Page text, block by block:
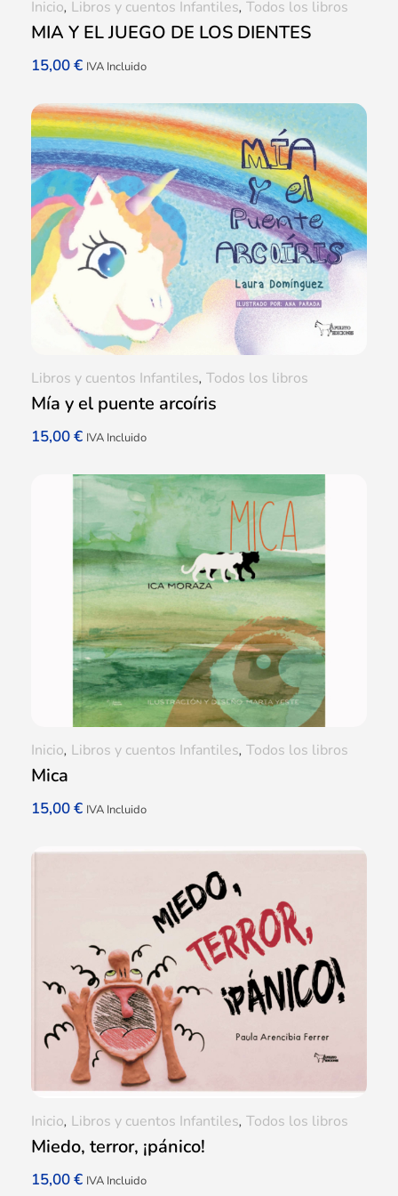
MIA Y EL JUEGO DE LOS DIENTES
15,00€ IVA Incluido
Inicio, Libros y cuentos Infantiles, Todos los libros
Mía y el puente arcoíris
15,00€ IVA Incluido
Libros y cuentos Infantiles, Todos los libros
Mica
15,00€ IVA Incluido
Inicio, Libros y cuentos Infantiles, Todos los libros
Miedo, terror, ¡pánico!
15,00€ IVA Incluido
Inicio, Libros y cuentos Infantiles, Todos los libros